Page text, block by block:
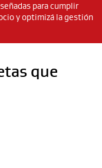
para cumplir
y optimizá la gestión
que